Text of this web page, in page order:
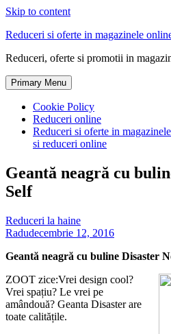
Skip to content
Reduceri si oferte in magazinele
Reduceri, oferte si promotii in
Primary Menu
Cookie Policy
Reduceri online
Reduceri si oferte in
si reduceri online
Geantă neagră cu
Self
Reduceri la haine
Radudecembrie 12, 2016
Geantă neagră cu buline Disaster
ZOOT zice:Vrei design cool?
Vrei spațiu? Le vrei pe
amândouă? Geanta Disaster are
toate calitățile.